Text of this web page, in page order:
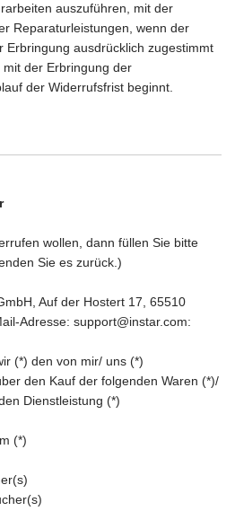
auszuführen, mit der
Reparaturleistungen, wenn der
Erbringung ausdrücklich zugestimmt
der Erbringung der
der Widerrufsfrist beginnt.
wollen, dann füllen Sie bitte
Sie es zurück.)
Auf der Hostert 17, 65510
Adresse: support@instar.com:
(*) den von mir/ uns (*)
den Kauf der folgenden Waren (*)/
Dienstleistung (*)
(*)